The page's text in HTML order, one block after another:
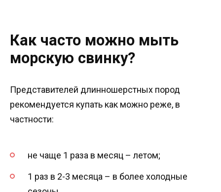
Как часто можно мыть
морскую свинку?
Представителей длинношерстных пород
рекомендуется купать как можно реже, в
частности:
не чаще 1 раза в месяц – летом;
1 раз в 2-3 месяца – в более холодные